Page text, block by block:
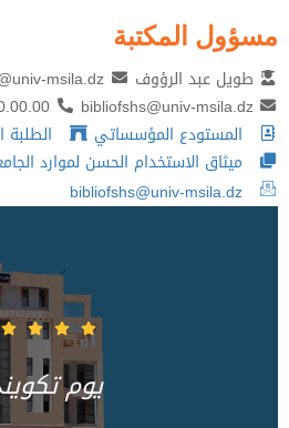
مسؤول المكتبة
طويل عبد الرؤوف
msila.dz
bibliofshs@univ-msila.dz
المستودع المؤسساتي
الطلبة
ميثاق الاستخدام الحسن لموارد
bibliofshs@univ-msila.dz
يوم